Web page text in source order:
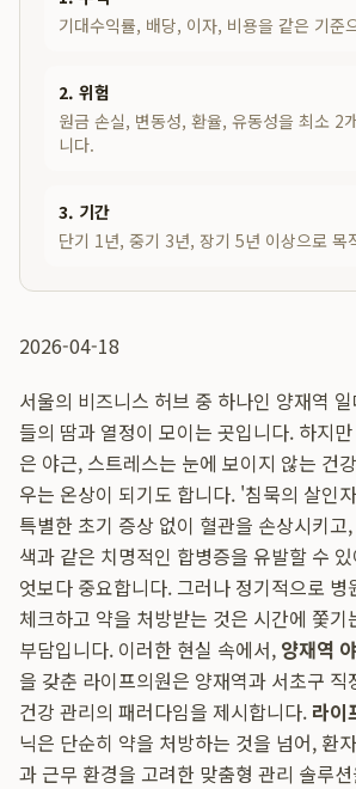
기대수익률, 배당, 이자, 비용을 같은 기준
2. 위험
원금 손실, 변동성, 환율, 유동성을 최소 2
니다.
3. 기간
단기 1년, 중기 3년, 장기 5년 이상으로 목
2026-04-18
서울의 비즈니스 허브 중 하나인 양재역
들의 땀과 열정이 모이는 곳입니다. 하지
은 야근, 스트레스는 눈에 보이지 않는 건
우는 온상이 되기도 합니다. '침묵의 살인
특별한 초기 증상 없이 혈관을 손상시키고
색과 같은 치명적인 합병증을 유발할 수
엇보다 중요합니다. 그러나 정기적으로 병
체크하고 약을 처방받는 것은 시간에 쫓기
부담입니다. 이러한 현실 속에서, 양재역
을 갖춘 라이프의원은 양재역과 서초구 직
건강 관리의 패러다임을 제시합니다. 라이
닉은 단순히 약을 처방하는 것을 넘어, 환
과 근무 환경을 고려한 맞춤형 관리 솔루